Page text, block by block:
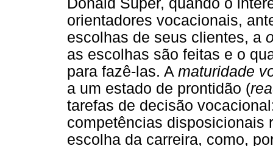
Donald Super, quando o
orientadores vocacionais,
escolhas de seus clientes, a
as escolhas são feitas e o
para fazê-las. A maturidade
a um estado de prontidão (
tarefas de decisão
competências disposicionais
escolha da carreira, como,